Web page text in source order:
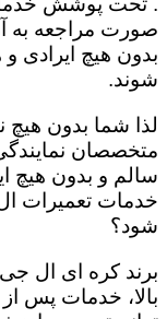
صورت مراجعه به
بدون هیچ ایرادی
شوند.
لذا شما بدون هیچ
متخصصان
سالم و بدون هیچ
خدمات تعمیرات
شود؟
برند کره ای ال
بالا، خدمات پس